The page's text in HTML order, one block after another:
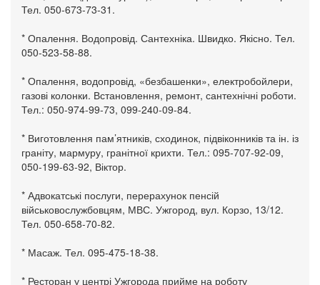
Тел. 050-673-73-31.
* Опалення. Водопровід. Сантехніка. Швидко. Якісно. Тел.
050-523-58-88.
* Опалення, водопровід, «безбашенки», електробойлери,
газові колонки. Встановлення, ремонт, сантехнічні роботи.
Тел.: 050-974-99-73, 099-240-09-84.
* Виготовлення пам’ятників, сходинок, підвіконників та ін. із
граніту, мармуру, гранітної крихти. Тел.: 095-707-92-09,
050-199-63-92, Віктор.
* Адвокатські послуги, перерахунок пенсій
військовослужбовцям, МВС. Ужгород, вул. Корзо, 13/12.
Тел. 050-658-70-82.
* Масаж. Тел. 095-475-18-38.
* Ресторан у центрі Ужгорода прийме на роботу